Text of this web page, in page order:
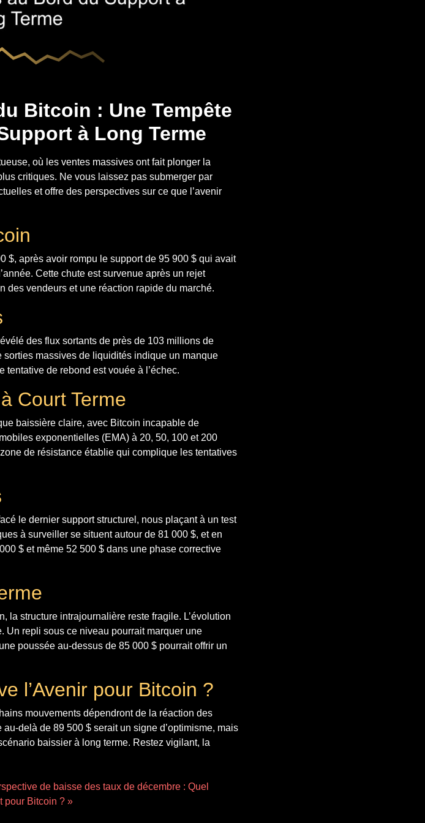
Bitcoin : Une Tempête
à Long Terme
où les ventes massives ont fait plonger la
critiques. Ne vous laissez pas submerger par
et offre des perspectives sur ce que l’avenir
$, après avoir rompu le support de 95 900 $ qui avait
Cette chute est survenue après un rejet
des vendeurs et une réaction rapide du marché.
des flux sortants de près de 103 millions de
massives de liquidités indique un manque
tentative de rebond est vouée à l’échec.
Court Terme
baissière claire, avec Bitcoin incapable de
exponentielles (EMA) à 20, 50, 100 et 200
de résistance établie qui complique les tentatives
le dernier support structurel, nous plaçant à un test
à surveiller se situent autour de 81 000 $, et en
$ et même 52 500 $ dans une phase corrective
la structure intrajournalière reste fragile. L’évolution
Un repli sous ce niveau pourrait marquer une
poussée au-dessus de 85 000 $ pourrait offrir un
l’Avenir pour Bitcoin ?
mouvements dépendront de la réaction des
delà de 89 500 $ serait un signe d’optimisme, mais
baissier à long terme. Restez vigilant, la
de baisse des taux de décembre : Quel
pour Bitcoin ? »